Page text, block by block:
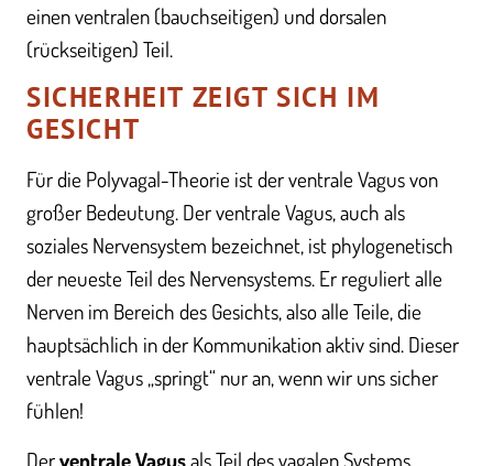
einen ventralen (bauchseitigen) und dorsalen
(rückseitigen) Teil.
SICHERHEIT ZEIGT SICH IM
GESICHT
Für die Polyvagal-Theorie ist der ventrale Vagus von
großer Bedeutung. Der ventrale Vagus, auch als
soziales Nervensystem bezeichnet, ist phylogenetisch
der neueste Teil des Nervensystems. Er reguliert alle
Nerven im Bereich des Gesichts, also alle Teile, die
hauptsächlich in der Kommunikation aktiv sind. Dieser
ventrale Vagus „springt“ nur an, wenn wir uns sicher
fühlen!
Derventrale Vagusals Teil des vagalen Systems